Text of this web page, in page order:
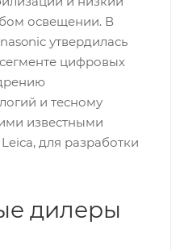
освещении. В
утвердилась
цифровых
и тесному
известными
для разработки
дилеры